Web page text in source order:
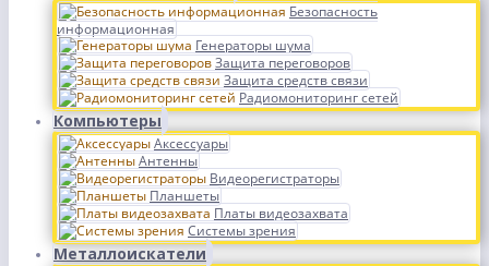
Безопасность
информационная
Генераторы шума
Защита переговоров
Защита средств связи
Радиомониторинг сетей
Компьютеры
Аксессуары
Антенны
Видеорегистраторы
Планшеты
Платы видеозахвата
Системы зрения
Металлоискатели